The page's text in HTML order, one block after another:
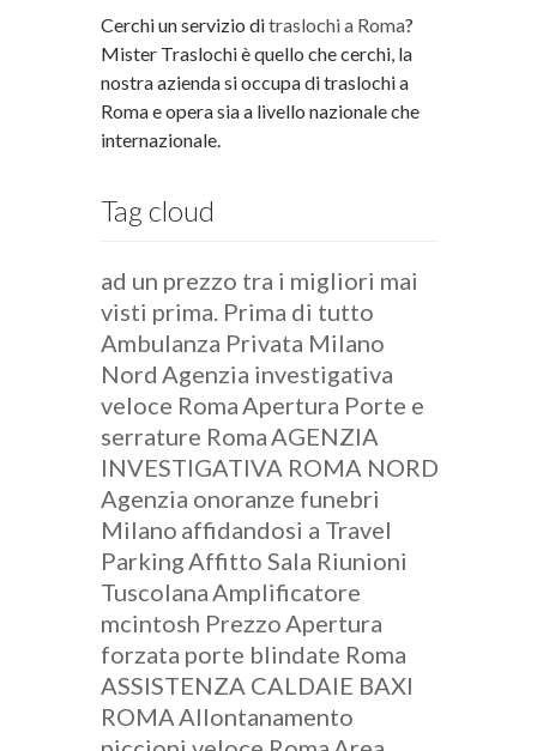
Cerchi un servizio ditraslochi a Roma?
Mister Traslochi è quello che cerchi, la
nostra azienda si occupa di traslochi a
Roma e opera sia a livello nazionale che
internazionale.
Tag cloud
ad un prezzo tra i migliori mai
visti prima. Prima di tutto
Ambulanza Privata Milano
Nord Agenzia investigativa
veloce RomaApertura Porte e
serrature RomaAGENZIA
INVESTIGATIVA ROMA NORD
Agenzia onoranze funebri
Milano affidandosi a Travel
ParkingAffitto Sala Riunioni
TuscolanaAmplificatore
mcintosh PrezzoApertura
forzata porte blindate Roma
ASSISTENZA CALDAIE BAXI
ROMAAllontanamento